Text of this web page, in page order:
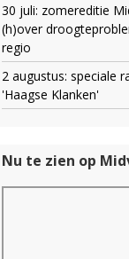
30 juli: zomereditie
(h)over
regio
2 augustus: speciale
'Haagse Klanken'
Nu te zien op